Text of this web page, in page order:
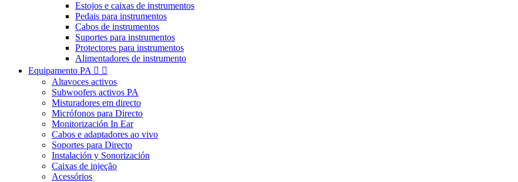
Estojos e caixas de instrumentos
Pedais para instrumentos
Cabos de instrumentos
Suportes para instrumentos
Protectores para instrumentos
Alimentadores de instrumento
Equipamento PA  
Altavoces activos
Subwoofers activos PA
Misturadores em directo
Micrófonos para Directo
Monitorización In Ear
Cabos e adaptadores ao vivo
Soportes para Directo
Instalación y Sonorización
Caixas de injeção
Acessórios